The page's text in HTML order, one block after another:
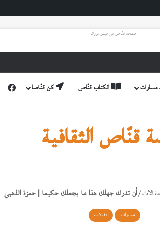
صفحة قنّاص في فيس بووك
مسارات الكتاب قنّاص كن قنّاصا
قنّاص الثقافية
مقالات/أن تدرك جهلك هذا ما يجعلك حكيما | حمزة الذهبي
مسارات مقالات